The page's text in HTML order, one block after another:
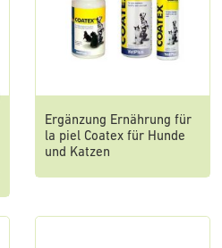
Ergänzung Ernährung für
la piel Coatex für Hunde
und Katzen